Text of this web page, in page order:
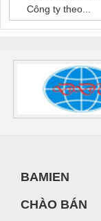
Công ty theo...
BAMIEN
CHÀO BÁN